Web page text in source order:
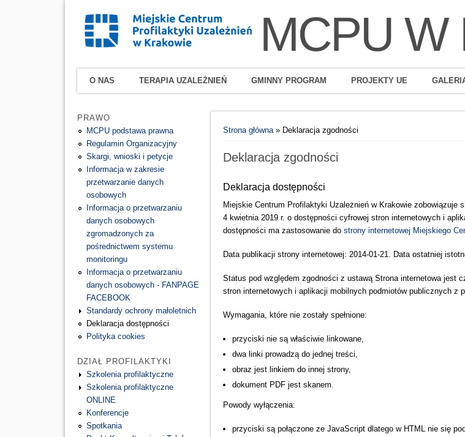
MCPU W
O NAS TERAPIA UZALEŻNIEŃ GMINNY PROGRAM PROJEKTY UE
Strona główna» Deklaracja zgodności
Deklaracja zgodności
Deklaracja dostępności
Miejskie Centrum Profilaktyki Uzależnień w Krakowie zobowiązuje
4 kwietnia 2019 r. o dostępności cyfrowej stron internetowych i
dostępności ma zastosowanie dostrony internetowej Miejskiego
Data publikacji strony internetowej: 2014-01-21 . Data ostatniej
Status pod względem zgodności z ustawą Strona internetowa jest
stron internetowych i aplikacji mobilnych podmiotów publicznych z
Wymagania, które nie zostały spełnione:
przyciski nie są właściwie linkowane,
dwa linki prowadzą do jednej treści,
obraz jest linkiem do innej strony,
dokument PDF jest skanem.
Powody wyłączenia:
przyciski są połączone ze JavaScript dlatego w HTML nie się
PRAWO
MCPU podstawa prawna
Regulamin Organizacyjny
Skargi, wnioski i petycje
Informacja w zakresie
przetwarzanie danych
osobowych
Informacja o przetwarzaniu
danych osobowych
zgromadzonych za
pośrednictwem systemu
monitoringu
Informacja o przetwarzaniu
danych osobowych - FANPAGE
FACEBOOK
Standardy ochrony małoletnich
Deklaracja dostępności
Polityka cookies
DZIAŁ PROFILAKTYKI
Szkolenia profilaktyczne
Szkolenia profilaktyczne
ONLINE
Konferencje
Spotkania